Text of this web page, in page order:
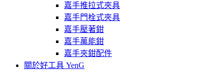
嘉手推拉式夾具
嘉手門栓式夾具
嘉手壓著鉗
嘉手萬能鉗
嘉手夾鉗配件
關於好工具 YenG